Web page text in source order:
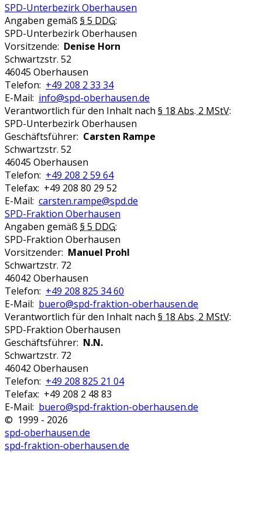
SPD-Unterbezirk Oberhausen
Angaben gemäß § 5 DDG:
SPD-Unterbezirk Oberhausen
Vorsitzende: Denise Horn
Schwartzstr. 52
46045 Oberhausen
Telefon: +49 208 2 33 34
E-Mail: info@spd-oberhausen.de
Verantwortlich für den Inhalt nach § 18 Abs. 2 MStV:
SPD-Unterbezirk Oberhausen
Geschäftsführer: Carsten Rampe
Schwartzstr. 52
46045 Oberhausen
Telefon: +49 208 2 59 64
Telefax: +49 208 80 29 52
E-Mail: carsten.rampe@spd.de
SPD-Fraktion Oberhausen
Angaben gemäß § 5 DDG:
SPD-Fraktion Oberhausen
Vorsitzender: Manuel Prohl
Schwartzstr. 72
46042 Oberhausen
Telefon: +49 208 825 34 60
E-Mail: buero@spd-fraktion-oberhausen.de
Verantwortlich für den Inhalt nach § 18 Abs. 2 MStV:
SPD-Fraktion Oberhausen
Geschäftsführer: N.N.
Schwartzstr. 72
46042 Oberhausen
Telefon: +49 208 825 21 04
Telefax: +49 208 2 48 83
E-Mail: buero@spd-fraktion-oberhausen.de
© 1999 - 2026
spd-oberhausen.de
spd-fraktion-oberhausen.de